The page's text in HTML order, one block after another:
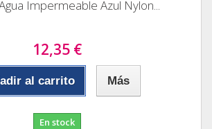
Impermeable Azul Nylon...
12,35 €
al carrito Más
En stock